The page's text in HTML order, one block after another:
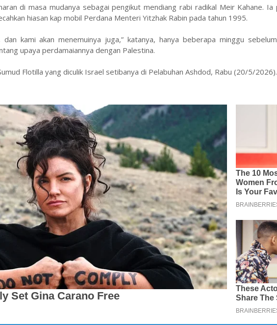
di masa mudanya sebagai pengikut mendiang rabi radikal Meir Kahane. Ia
hiasan kap mobil Perdana Menteri Yitzhak Rabin pada tahun 1995.
dan kami akan menemuinya juga,” katanya, hanya beberapa minggu
upaya perdamaiannya dengan Palestina.
Flotilla yang diculik Israel setibanya di Pelabuhan Ashdod, Rabu (20/5/2026).